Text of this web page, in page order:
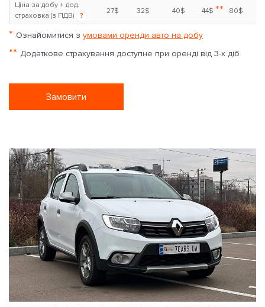
Ціна за добу + дод.
страховка (з ПДВ)
?
27$ 32$ 40$ 44$ ** 80$
* Ознайомитися з умовами оренди авто на добу
** Додаткове страхування доступне при оренді від 3-х діб
Замовити